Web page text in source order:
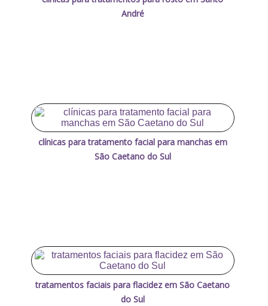
André
clínicas para tratamento facial para manchas em
São Caetano do Sul
tratamentos faciais para flacidez em São Caetano
do Sul